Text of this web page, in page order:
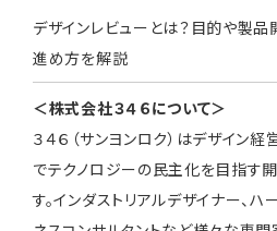
デザインレビューとは？目的や製
進め方を解説
＜株式会社３４６について＞
３４６（サンヨンロク）はデザイン
でテクノロジーの民主化を目指す
す。インダストリアルデザイナー、ハ